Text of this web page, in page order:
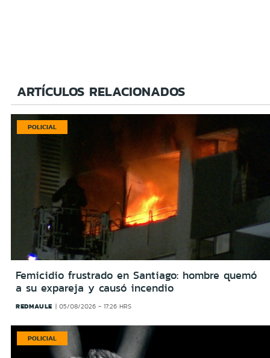
ARTÍCULOS RELACIONADOS
POLICIAL
Femicidio frustrado en Santiago: hombre quemó
a su expareja y causó incendio
REDMAULE 05/08/2026 - 17:26 HRS
POLICIAL